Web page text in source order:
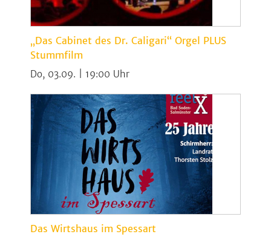
„Das Cabinet des Dr. Caligari“ Orgel PLUS
Stummfilm
Do, 03.09. | 19:00
Das Wirtshaus im Spessart